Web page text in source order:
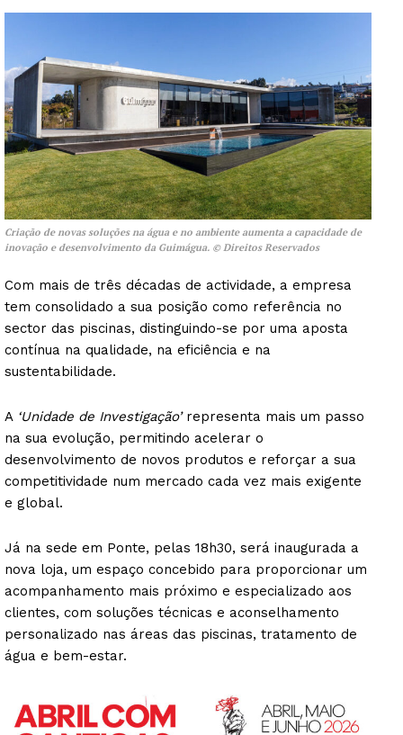
Criação de novas soluções na água e no ambiente aumenta a capacidade de
inovação e desenvolvimento da Guimágua. © Direitos Reservados
Com mais de três décadas de actividade, a empresa
tem consolidado a sua posição como referência no
sector das piscinas, distinguindo-se por uma aposta
contínua na qualidade, na eficiência e na
sustentabilidade.
A ‘Unidade de Investigação’ representa mais um passo
na sua evolução, permitindo acelerar o
desenvolvimento de novos produtos e reforçar a sua
competitividade num mercado cada vez mais exigente
e global.
Já na sede em Ponte, pelas 18h30, será inaugurada a
nova loja, um espaço concebido para proporcionar um
acompanhamento mais próximo e especializado aos
clientes, com soluções técnicas e aconselhamento
personalizado nas áreas das piscinas, tratamento de
água e bem-estar.